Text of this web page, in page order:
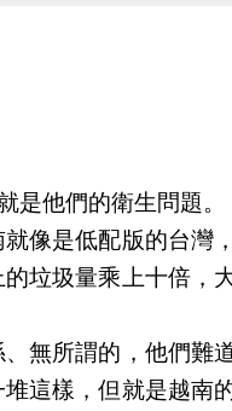
是他們的衛生問題。
像是低配版的台灣
垃圾量乘上十倍，
無所謂的，他們難
這樣，但就是越南